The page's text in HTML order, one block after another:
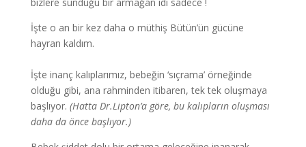
İşte o an bir kez daha o müthiş Bütün’ün gücüne
hayran kaldım.
İşte inanç kalıplarımız, bebeğin ‘sıçrama’ örneğinde
olduğu gibi, ana rahminden itibaren, tek tek oluşmaya
başlıyor. (Hatta Dr.Lipton’a göre, bu kalıpların oluşması
daha da önce başlıyor.)